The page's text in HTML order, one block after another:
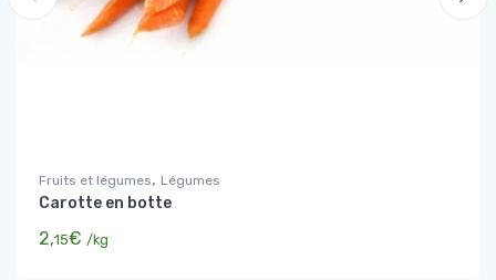
Fruits et légumes, Légumes
Carotte en botte
2,15€ /kg